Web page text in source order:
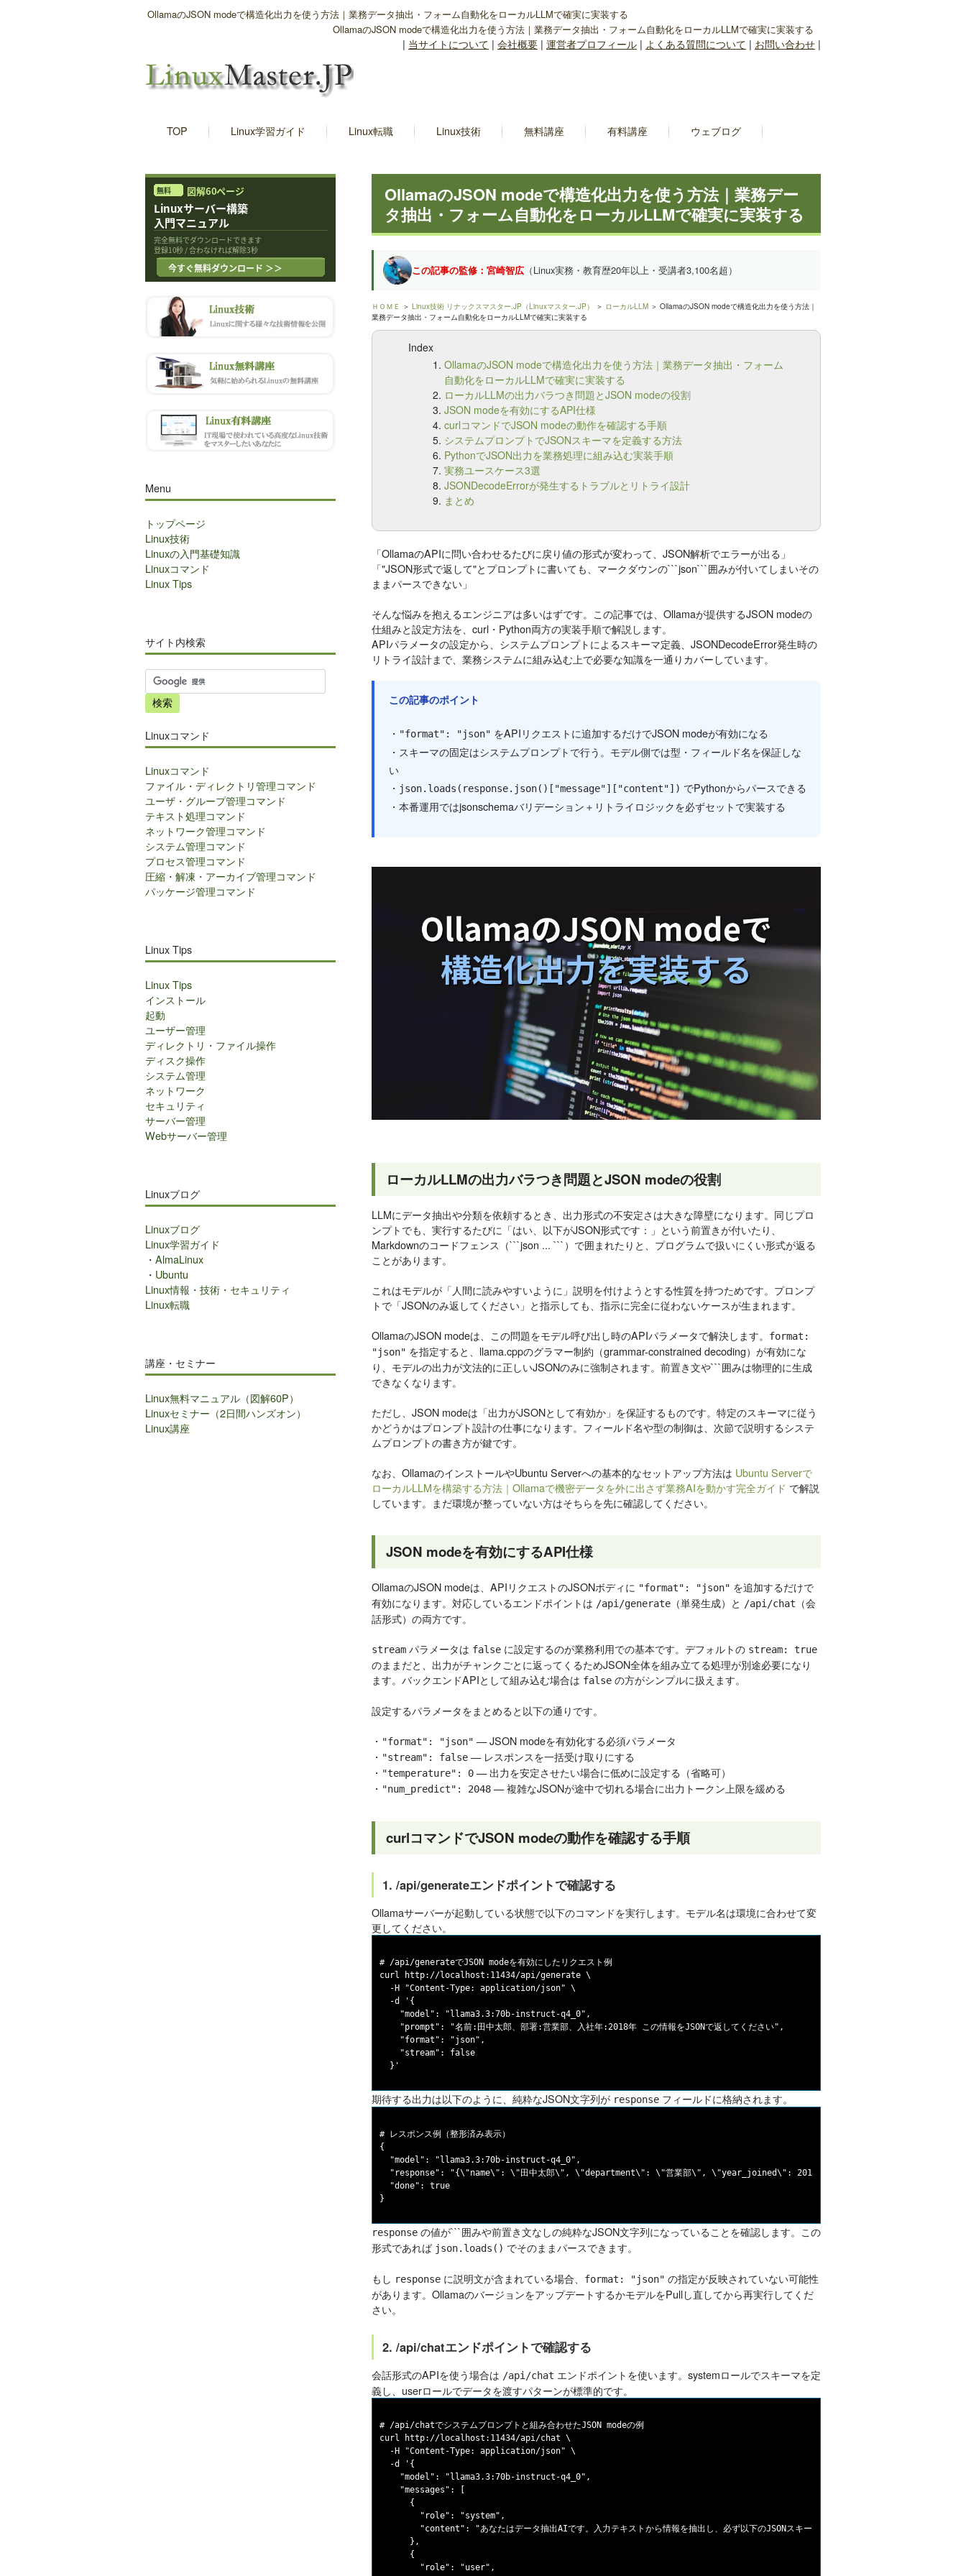
OllamaのJSON modeで構造化出力を使う方法｜業務データ抽出・フォーム自動化をローカルLLMで確実に実装する
OllamaのJSON modeで構造化出力を使う方法｜業務データ抽出・フォーム自動化をローカルLLMで確実に実装する
| 当サイトについて | 会社概要 | 運営者プロフィール | よくある質問について | お問い合わせ |
TOP Linux学習ガイド Linux転職 Linux技術 無料講座 有料講座 ウェブログ
OllamaのJSON modeで構造化出力を使う方法｜業務デー
タ抽出・フォーム自動化をローカルLLMで確実に実装する
この記事の監修：宮崎智広（Linux実務・教育歴20年以上・受講者3,100名超）
ＨＯＭＥ ＞ Linux技術 リナックスマスター.JP（Linuxマスター.JP） ＞ ローカルLLM ＞ OllamaのJSON modeで構造化出力を使う方法｜
業務データ抽出・フォーム自動化をローカルLLMで確実に実装する
Index
OllamaのJSON modeで構造化出力を使う方法｜業務データ抽出・フォーム
自動化をローカルLLMで確実に実装する
ローカルLLMの出力バラつき問題とJSON modeの役割
JSON modeを有効にするAPI仕様
curlコマンドでJSON modeの動作を確認する手順
システムプロンプトでJSONスキーマを定義する方法
PythonでJSON出力を業務処理に組み込む実装手順
実務ユースケース3選
JSONDecodeErrorが発生するトラブルとリトライ設計
まとめ
「OllamaのAPIに問い合わせるたびに戻り値の形式が変わって、JSON解析でエラーが出る」
「"JSON形式で返して"とプロンプトに書いても、マークダウンの```json```囲みが付いてしまいその
ままパースできない」
そんな悩みを抱えるエンジニアは多いはずです。この記事では、Ollamaが提供するJSON modeの
仕組みと設定方法を、curl・Python両方の実装手順で解説します。
APIパラメータの設定から、システムプロンプトによるスキーマ定義、JSONDecodeError発生時の
リトライ設計まで、業務システムに組み込む上で必要な知識を一通りカバーしています。
この記事のポイント
・ "format": "json" をAPIリクエストに追加するだけでJSON modeが有効になる
・スキーマの固定はシステムプロンプトで行う。モデル側では型・フィールド名を保証しな
い
・ json.loads(response.json()["message"]["content"]) でPythonからパースできる
・本番運用ではjsonschemaバリデーション＋リトライロジックを必ずセットで実装する
ローカルLLMの出力バラつき問題とJSON modeの役割
LLMにデータ抽出や分類を依頼するとき、出力形式の不安定さは大きな障壁になります。同じプロ
ンプトでも、実行するたびに「はい、以下がJSON形式です：」という前置きが付いたり、
Markdownのコードフェンス（```json ... ```）で囲まれたりと、プログラムで扱いにくい形式が返る
ことがあります。
これはモデルが「人間に読みやすいように」説明を付けようとする性質を持つためです。プロンプ
トで「JSONのみ返してください」と指示しても、指示に完全に従わないケースが生まれます。
OllamaのJSON modeは、この問題をモデル呼び出し時のAPIパラメータで解決します。
format:
"json" を指定すると、llama.cppのグラマー制約（grammar-constrained decoding）が有効にな
り、モデルの出力が文法的に正しいJSONのみに強制されます。前置き文や```囲みは物理的に生成
できなくなります。
ただし、JSON modeは「出力がJSONとして有効か」を保証するものです。特定のスキーマに従う
かどうかはプロンプト設計の仕事になります。フィールド名や型の制御は、次節で説明するシステ
ムプロンプトの書き方が鍵です。
なお、OllamaのインストールやUbuntu Serverへの基本的なセットアップ方法は Ubuntu Serverで
ローカルLLMを構築する方法｜Ollamaで機密データを外に出さず業務AIを動かす完全ガイド で解説
しています。まだ環境が整っていない方はそちらを先に確認してください。
JSON modeを有効にするAPI仕様
OllamaのJSON modeは、APIリクエストのJSONボディに "format": "json" を追加するだけで
有効になります。対応しているエンドポイントは /api/generate （単発生成）と /api/chat
（会
話形式）の両方です。
stream パラメータは false に設定するのが業務利用での基本です。デフォルトの stream: true
のままだと、出力がチャンクごとに返ってくるためJSON全体を組み立てる処理が別途必要になり
ます。バックエンドAPIとして組み込む場合は false の方がシンプルに扱えます。
設定するパラメータをまとめると以下の通りです。
・ "format": "json" — JSON modeを有効化する必須パラメータ
・ "stream": false — レスポンスを一括受け取りにする
・ "temperature": 0 — 出力を安定させたい場合に低めに設定する（省略可）
・ "num_predict": 2048 — 複雑なJSONが途中で切れる場合に出力トークン上限を緩める
curlコマンドでJSON modeの動作を確認する手順
1. /api/generateエンドポイントで確認する
Ollamaサーバーが起動している状態で以下のコマンドを実行します。モデル名は環境に合わせて変
更してください。
# /api/generateでJSON modeを有効にしたリクエスト例
curl http://localhost:11434/api/generate \
  -H "Content-Type: application/json" \
  -d '{
    "model": "llama3.3:70b-instruct-q4_0",
    "prompt": "名前:田中太郎、部署:営業部、入社年:2018年 この情報をJSONで返してください",
    "format": "json",
    "stream": false
期待する出力は以下のように、純粋なJSON文字列が response フィールドに格納されます。
# レスポンス例（整形済み表示）
{
  "model": "llama3.3:70b-instruct-q4_0",
  "response": "{\"name\": \"田中太郎\", \"department\": \"営業部\", \"year_joined\": 2018}",
  "done": true
response の値が```囲みや前置き文なしの純粋なJSON文字列になっていることを確認します。この
形式であれば json.loads() でそのままパースできます。
もし response に説明文が含まれている場合、 format: "json" の指定が反映されていない可能性
があります。OllamaのバージョンをアップデートするかモデルをPullし直してから再実行してくだ
さい。
2. /api/chatエンドポイントで確認する
会話形式のAPIを使う場合は /api/chat エンドポイントを使います。systemロールでスキーマを定
義し、userロールでデータを渡すパターンが標準的です。
# /api/chatでシステムプロンプトと組み合わせたJSON modeの例
curl http://localhost:11434/api/chat \
  -H "Content-Type: application/json" \
  -d '{
    "model": "llama3.3:70b-instruct-q4_0",
    "messages": [
      {
        "role": "system",
"content": "あなたはデータ抽出AIです。入力テキストから情報を抽出し、必ず以下のJSONスキーマのみで返してください。
      },
      {
        "role": "user",
Menu
トップページ
Linux技術
Linuxの入門基礎知識
Linuxコマンド
Linux Tips
サイト内検索
サ
イ
ト
検
索
Linuxコマンド
Linuxコマンド
ファイル・ディレクトリ管理コマンド
ユーザ・グループ管理コマンド
テキスト処理コマンド
ネットワーク管理コマンド
システム管理コマンド
プロセス管理コマンド
圧縮・解凍・アーカイブ管理コマンド
パッケージ管理コマンド
Linux Tips
Linux Tips
インストール
起動
ユーザー管理
ディレクトリ・ファイル操作
ディスク操作
システム管理
ネットワーク
セキュリティ
サーバー管理
Webサーバー管理
Linuxブログ
Linuxブログ
Linux学習ガイド
・ AlmaLinux
・ Ubuntu
Linux情報・技術・セキュリティ
Linux転職
講座・セミナー
Linux無料マニュアル（図解60P）
Linuxセミナー（2日間ハンズオン）
Linux講座